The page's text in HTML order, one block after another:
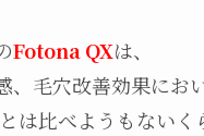
Fotona QXは、
、毛穴改善効果にお
は比べようもないく